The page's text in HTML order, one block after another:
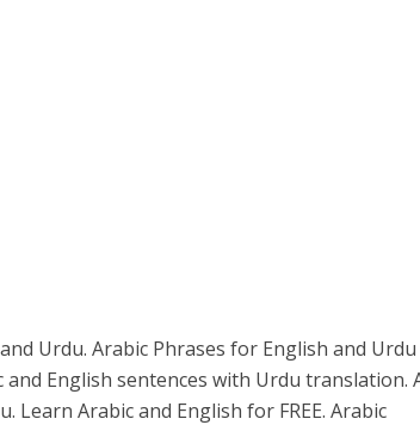
Urdu. Arabic Phrases for English and
English sentences with Urdu translation.
Arabic and English for FREE. Arabic